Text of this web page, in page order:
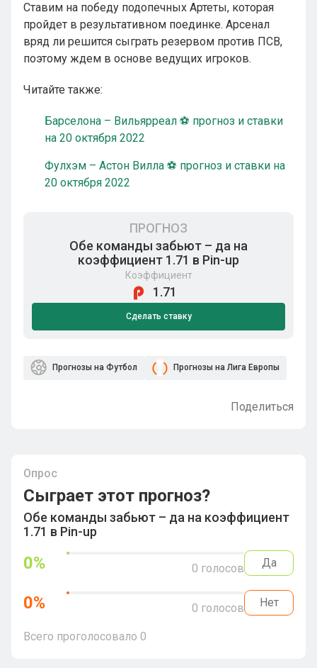
Ставим на победу подопечных Артеты, которая
пройдет в результативном поединке. Арсенал
вряд ли решится сыграть резервом против ПСВ,
поэтому ждем в основе ведущих игроков.
Читайте также:
Барселона – Вильярреал ⚽ прогноз и ставки
на 20 октября 2022
Фулхэм – Астон Вилла ⚽ прогноз и ставки на
20 октября 2022
ПРОГНОЗ
Обе команды забьют – да на
коэффициент 1.71 в Pin-up
Коэффициент
1.71
Сделать ставку
Прогнозы на Футбол Прогнозы на Лига Европы
Поделиться
Опрос
Сыграет этот прогноз?
Обе команды забьют – да на коэффициент
1.71 в Pin-up
0% 0 голосов Да
0% 0 голосов Нет
Всего проголосовало 0